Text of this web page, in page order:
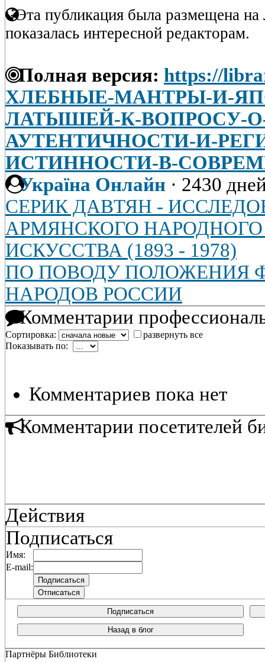
Эта публикация была размещена на
показалась интересной редакторам.
Полная версия: https://
ХЛЕБНЫЕ-МАНТРЫ-И-
ЛАТЫШЕЙ-К-ВОПРОСУ-
АУТЕНТИЧНОСТИ-И-
ИСТИННОСТИ-В-
Україна Онлайн · 2430
СЕРИК ДАВТЯН -
АРМЯНСКОГО
ИСКУССТВА (1893 - 1978)
ПО ПОВОДУ ПОЛОЖЕНИЯ
НАРОДОВ РОССИИ
Комментарии
Сортировка:
развернуть все
Показывать по:
Комментариев пока нет
Комментарии посетителей
Действия
Подписаться
Имя:
E-mail:
Подписаться
Назад в блог
Партнёры Библиотеки